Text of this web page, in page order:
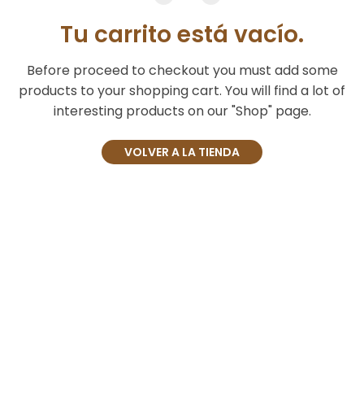
Tu carrito está vacío.
Before proceed to checkout you must add some
products to your shopping cart. You will find a lot of
interesting products on our "Shop" page.
VOLVER A LA TIENDA